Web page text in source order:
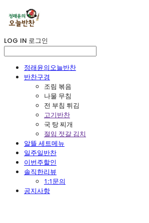
LOG IN 로그인
정래윤의오늘반찬
반찬구경
조림 볶음
나물 무침
전 부침 튀김
고기반찬
국 탕 찌개
절임 젓갈 김치
알뜰 세트메뉴
일주일반찬
이번주할인
솔직한리뷰
1:1문의
공지사항